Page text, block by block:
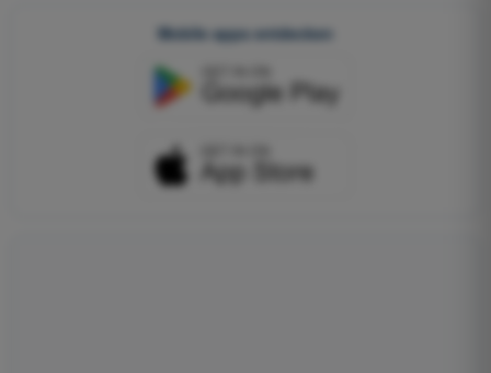
Mobile apps entdecken